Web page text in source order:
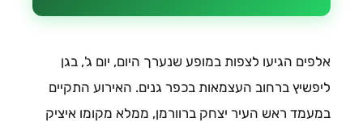
אלפים הגיעו לצפות במופע שנערך היום, יום ג', בגן
ליפשיץ ברחוב העצמאות בכפר גנים. האירוע התקיים
במעמד ראש העיר יצחק ברוורמן, ממלא מקומו איציק